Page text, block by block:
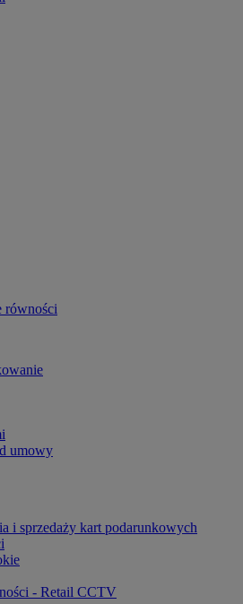
równości
umowy
i sprzedaży kart podarunkowych
- Retail CCTV